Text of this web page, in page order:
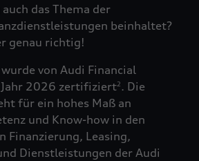
das Thema der
beinhaltet?
genau richtig!
von Audi Financial
2026 zertifiziert2. Die
für ein hohes Maß an
und Know-how in den
Finanzierung, Leasing,
Dienstleistungen der Audi